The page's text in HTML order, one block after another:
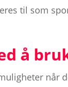
til som
å
når